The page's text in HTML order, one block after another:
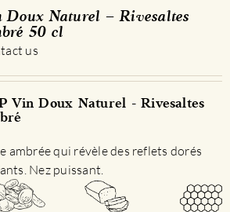
Doux Naturel – Rivesaltes
50 cl
us
Vin Doux Naturel - Rivesaltes
ambrée qui révèle des reflets dorés
Nez puissant.